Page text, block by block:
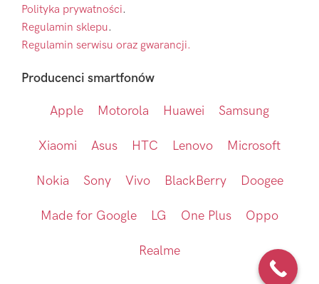
Polityka prywatności.
Regulamin sklepu.
Regulamin serwisu oraz gwarancji.
Producenci smartfonów
Apple Motorola Huawei Samsung
Xiaomi Asus HTC Lenovo Microsoft
Nokia Sony Vivo BlackBerry Doogee
Made for Google LG One Plus Oppo
Realme